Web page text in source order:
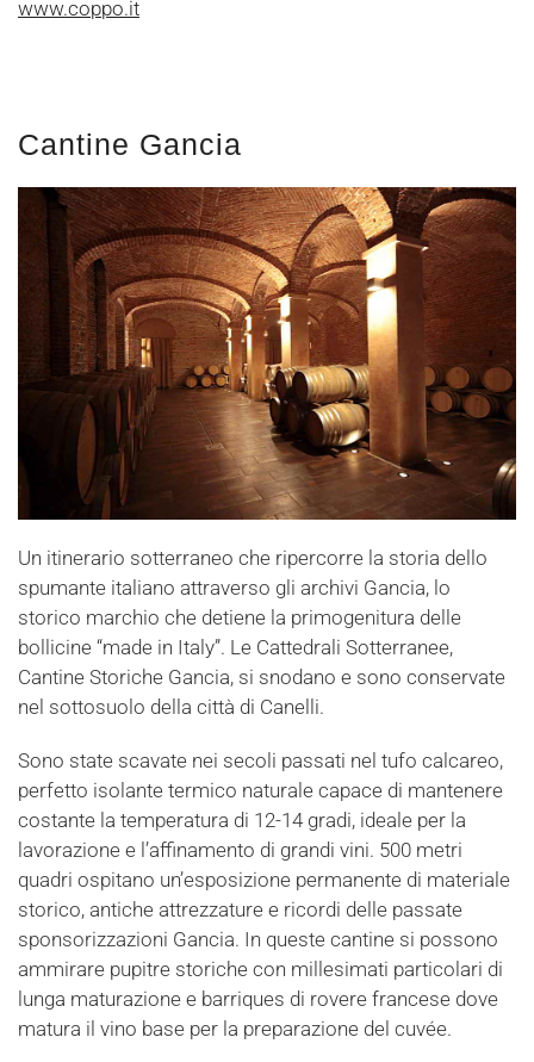
www.coppo.it
Cantine Gancia
Un itinerario sotterraneo che ripercorre la storia dello
spumante italiano attraverso gli archivi Gancia, lo
storico marchio che detiene la primogenitura delle
bollicine “made in Italy”. Le Cattedrali Sotterranee,
Cantine Storiche Gancia, si snodano e sono conservate
nel sottosuolo della città di Canelli.
Sono state scavate nei secoli passati nel tufo calcareo,
perfetto isolante termico naturale capace di mantenere
costante la temperatura di 12-14 gradi, ideale per la
lavorazione e l’affinamento di grandi vini. 500 metri
quadri ospitano un’esposizione permanente di materiale
storico, antiche attrezzature e ricordi delle passate
sponsorizzazioni Gancia. In queste cantine si possono
ammirare pupitre storiche con millesimati particolari di
lunga maturazione e barriques di rovere francese dove
matura il vino base per la preparazione del cuvée.